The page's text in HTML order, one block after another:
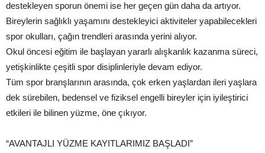
destekleyen sporun önemi ise her geçen gün daha da artıyor.
Bireylerin sağlıklı yaşamını destekleyici aktiviteler yapabilecekleri
spor okulları, çağın trendleri arasında yerini alıyor.
Okul öncesi eğitim ile başlayan yararlı alışkanlık kazanma süreci,
yetişkinlikte çeşitli spor disiplinleriyle devam ediyor.
Tüm spor branşlarının arasında, çok erken yaşlardan ileri yaşlara
dek sürebilen, bedensel ve fiziksel engelli bireyler için iyileştirici
etkileri ile bilinen yüzme, öne çıkıyor.
“AVANTAJLI YÜZME KAYITLARIMIZ BAŞLADI”